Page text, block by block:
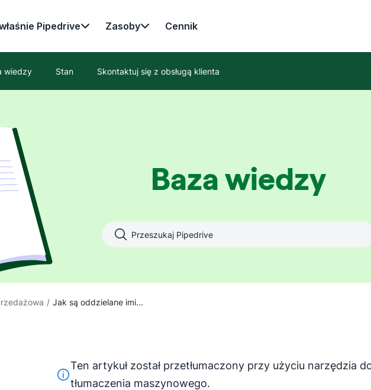
Pipedrive Zasoby Cennik
wiedzy Stan Skontaktuj się z obsługą klienta
Baza wiedzy
/ Jak są oddzielane imi...
Ten tekst został przetłumaczony z języka angielskiego za pomocą
Ten artykuł został przetłumaczony przy użyciu narzędzia
tłumaczenia maszynowego.